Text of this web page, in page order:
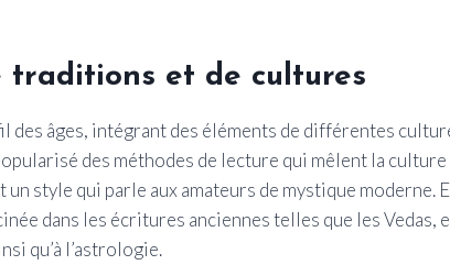
traditions et de cultures
des âges, intégrant des éléments de différentes
des méthodes de lecture qui mêlent la
style qui parle aux amateurs de mystique moderne.
dans les écritures anciennes telles que les Vedas,
qu’à l’astrologie.